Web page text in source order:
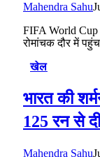
Mahendra Sahu
FIFA World
रोमांचक दौर में
खेल
भारत की
125 रन से
Mahendra Sahu